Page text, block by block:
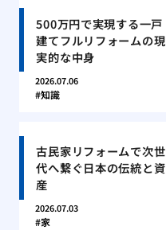
500万円で実現する一戸
建てフルリフォームの現
実的な中身
2026.07.06
知識
古民家リフォームで次世
代へ繋ぐ日本の伝統と資
産
2026.07.03
家